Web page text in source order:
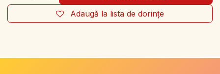
Adaugă la lista de dorințe